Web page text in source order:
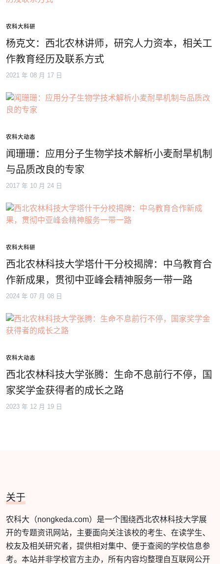
农科大科研
杨克文：西北农林讲师，研究人力资本，相关工
作教育经历及联系方式
2021 年 08 月 17 日
农科大动态
闻珊珊：应用分子生物学技术解析小麦耐旱机制
与品质改良的专家
2017 年 10 月 24 日
农科大科研
西北农林科技大学塔什干分校揭牌：中乌教育合
作新成果，贯彻中亚峰会精神服务一带一路
2024 年 07 月 08 日
农科大动态
西北农林科技大学张腾：生命不息前行不停，国
家奖学金获得者的成长之路
2023 年 12 月 19 日
关于
农科大（nongkeda.com）是一个围绕西北农林科技大学展
开的专题资讯网站，主要面向关注该校的考生、在读学生、
校友及相关研究者，提供相对集中、便于查阅的学校信息参
考。本站并非学校官方主办，所有内容均整理自互联网公开